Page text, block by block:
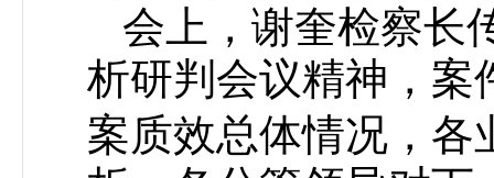
会上，谢奎检察长
析研判会议精神，案
案质效总体情况，各